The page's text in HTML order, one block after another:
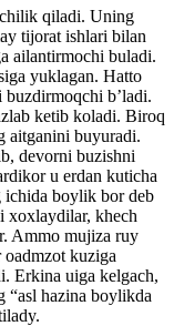
qiladi. Uning
tijorat ishlari bilan
ailantirmochi buladi.
yuklagan. Hatto
b’ladi.
ketib koladi. Biroq
aitganini buyuradi.
devorni buzishni
u erdan kuticha
boylik bor deb
xoxlaydilar, khech
Ammo mujiza ruy
kuziga
Erkina uiga kelgach,
“asl hazina boylikda